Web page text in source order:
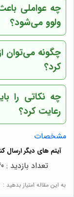
چه عواملی
ولوو می‌شود؟
چگونه می‌توان
کرد؟
چه نکاتی را
رعایت کرد؟
مشخصات
به این مقاله امتیاز بدهید :
تعداد بازدید : 140